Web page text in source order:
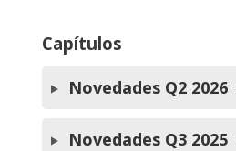
Capítulos
Novedades Q2 2026
Novedades Q3 2025